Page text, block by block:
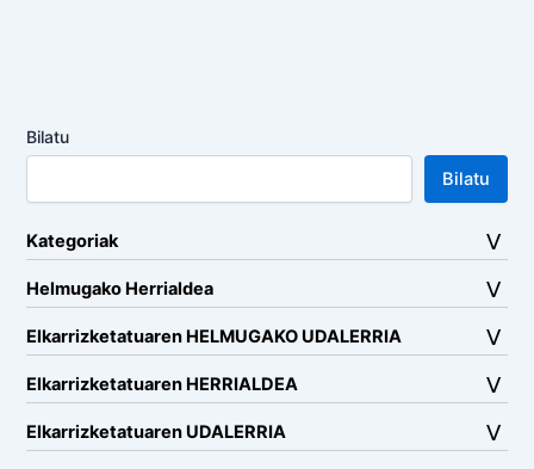
Bilatu
Bilatu
Kategoriak
Helmugako Herrialdea
Elkarrizketatuaren HELMUGAKO UDALERRIA
Elkarrizketatuaren HERRIALDEA
Elkarrizketatuaren UDALERRIA